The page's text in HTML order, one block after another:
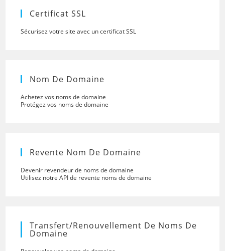
Certificat SSL
Sécurisez votre site avec un certificat SSL
Nom De Domaine
Achetez vos noms de domaine
Protégez vos noms de domaine
Revente Nom De Domaine
Devenir revendeur de noms de domaine
Utilisez notre API de revente noms de domaine
Transfert/renouvellement De Noms De
Domaine